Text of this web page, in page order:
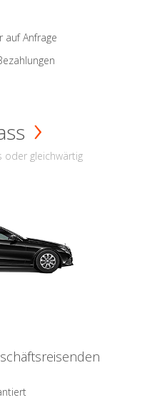
auf Anfrage
oder gleichwärtig